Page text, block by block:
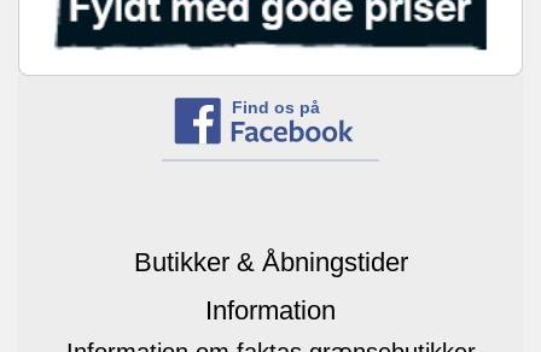
Find os på
Butikker & Åbningstider
Information